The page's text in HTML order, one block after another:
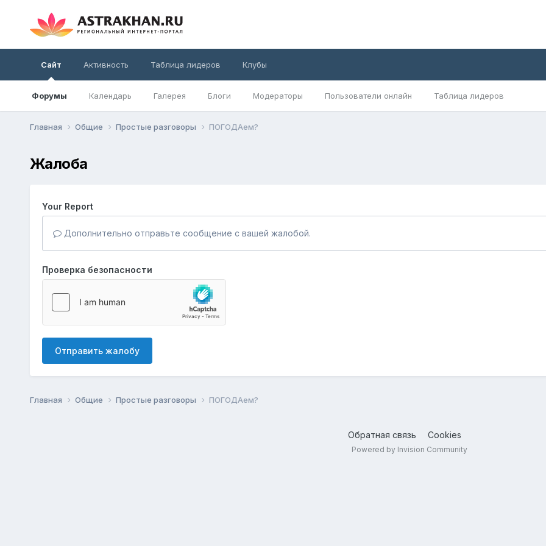
Сайт
Форумы Календарь Галерея Блоги Модераторы Пользователи онлайн Таблица лидеров
Активность Таблица лидеров Клубы
Главная Общие Простые разговоры ПОГОДАем?
Жалоба
Your Report
Дополнительно отправьте сообщение с вашей жалобой.
Проверка безопасности
Отправить жалобу
Главная Общие Простые разговоры ПОГОДАем?
Обратная связь Cookies
Powered by Invision Community